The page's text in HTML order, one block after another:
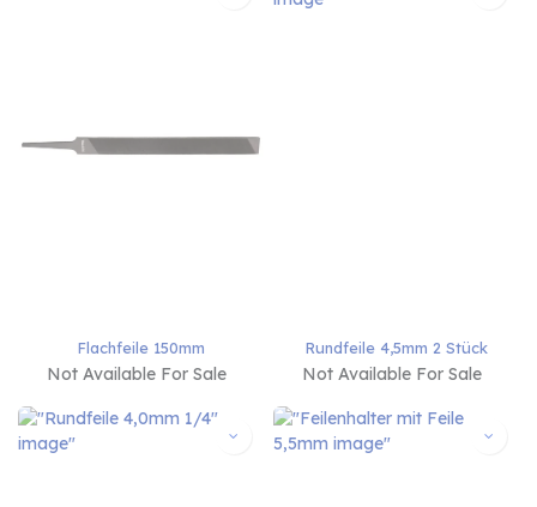
Flachfeile 150mm
Not Available For Sale
Rundfeile 4,5mm 2 Stück
Not Available For Sale